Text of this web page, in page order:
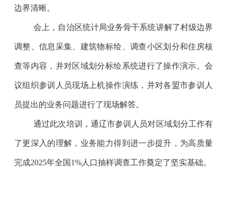
边界清晰。
会上，自治区统计局业务骨干系统讲解了村级边界
调整、信息采集、建筑物标绘、调查小区划分和住房核
查等内容，并对区域划分标绘系统进行了操作演示。会
议组织参训人员现场上机操作演练，并对各盟市参训人
员提出的业务问题进行了现场解答。
通过此次培训，通辽市参训人员对区域划分工作有
了更深入的理解，业务能力得到进一步提升，为高质量
完成2025年全国1%人口抽样调查工作奠定了坚实基础。